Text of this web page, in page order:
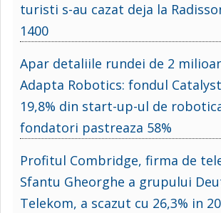
turisti s-au cazat deja la
1400
Apar detaliile rundei de 2
Adapta Robotics: fondul
19,8% din start-up-ul de
fondatori pastreaza 58%
Profitul Combridge, firma de
Sfantu Gheorghe a grupului
Telekom, a scazut cu 26,3% in